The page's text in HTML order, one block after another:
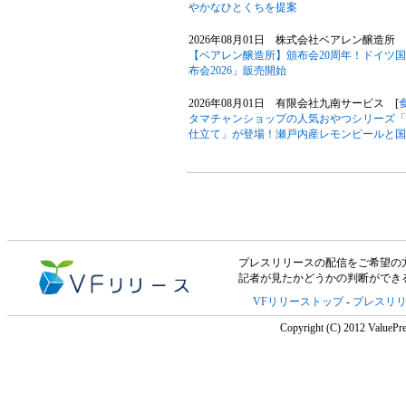
やかなひとくちを提案
2026年08月01日 株式会社ベアレン醸造所
【ベアレン醸造所】頒布会20周年！ドイ
布会2026」販売開始
2026年08月01日 有限会社九南サービス [
タマチャンショップの人気おやつシリーズ
仕立て」が登場！瀬戸内産レモンピールと
プレスリリースの配信をご希望の
記者が見たかどうかの判断がで
VFリリーストップ- プレスリ
Copyright (C) 2012